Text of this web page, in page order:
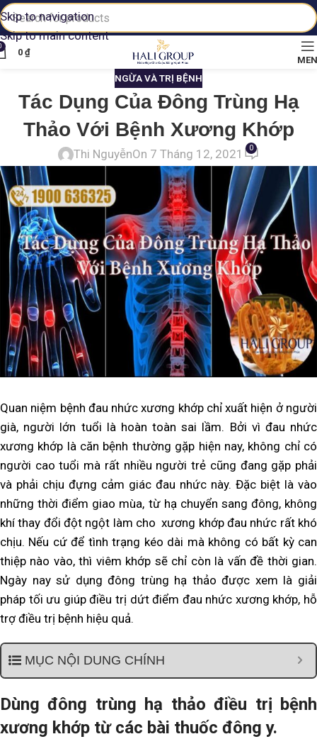
Skip to navigation
Skip to main content
0 ₫
NGỪA VÀ TRỊ BỆNH
Tác Dụng Của Đông Trùng Hạ
Thảo Với Bệnh Xương Khớp
Thi NguyễnOn 7 Tháng 12, 2021 0
Quan niệm bệnh đau nhức xương khớp chỉ xuất hiện ở người
già, người lớn tuổi là hoàn toàn sai lầm. Bởi vì đau nhức
xương khớp là căn bệnh thường gặp hiện nay, không chỉ có
người cao tuổi mà rất nhiều người trẻ cũng đang gặp phải
và phải chịu đựng cảm giác đau nhức này. Đặc biệt là vào
những thời điểm giao mùa, từ hạ chuyển sang đông, không
khí thay đổi đột ngột làm cho xương khớp đau nhức rất khó
chịu. Nếu cứ để tình trạng kéo dài mà không có bất kỳ can
thiệp nào vào, thì viêm khớp sẽ chỉ còn là vấn đề thời gian.
Ngày nay sử dụng đông trùng hạ thảo được xem là giải
pháp tối ưu giúp điều trị dứt điểm đau nhức xương khớp, hỗ
trợ điều trị bệnh hiệu quả.
MỤC NỘI DUNG CHÍNH
Dùng đông trùng hạ thảo điều trị bệnh
xương khớp từ các bài thuốc đông y.